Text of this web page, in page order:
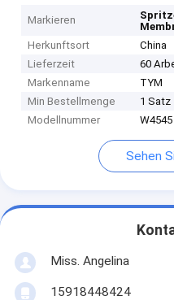
Markieren
Herkunftsort
China
Lieferzeit
60
Markenname
TYM
Min Bestellmenge
1 Satz
Modellnummer
W4545
Sehen
Miss. Angelina
15918448424